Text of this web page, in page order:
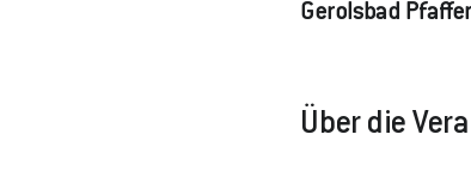
Gerolsbad
Über die